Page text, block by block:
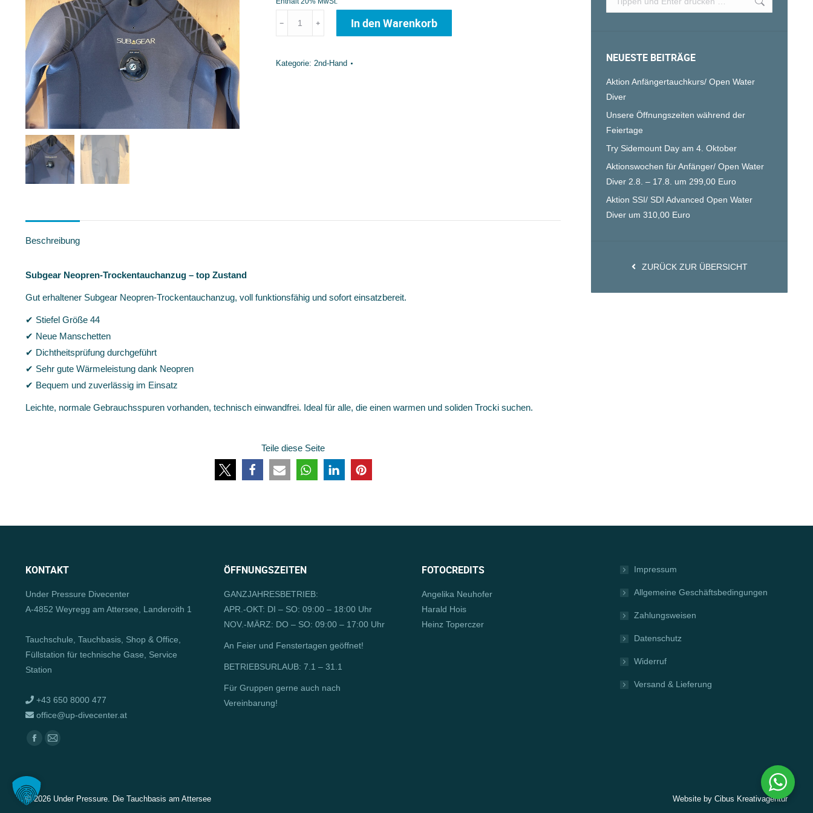
Trockentauchanzug
XL
﹣ ﹢ In den Warenkorb
Kategorie: 2nd-Hand
Beschreibung
Subgear Neopren-Trockentauchanzug – top Zustand
Gut erhaltener Subgear Neopren-Trockentauchanzug, voll funktionsfähig und sofort einsatzbereit.
✔ Stiefel Größe 44
✔ Neue Manschetten
✔ Dichtheitsprüfung durchgeführt
✔ Sehr gute Wärmeleistung dank Neopren
✔ Bequem und zuverlässig im Einsatz
Leichte, normale Gebrauchsspuren vorhanden, technisch einwandfrei. Ideal für alle, die einen warmen und soliden Trocki suchen.
Teile diese Seite
NEUESTE BEITRÄGE
Aktion Anfängertauchkurs/ Open Water
Diver
Unsere Öffnungszeiten während der
Feiertage
Try Sidemount Day am 4. Oktober
Aktionswochen für Anfänger/ Open Water
Diver 2.8. – 17.8. um 299,00 Euro
Aktion SSI/ SDI Advanced Open Water
Diver um 310,00 Euro
ZURÜCK ZUR ÜBERSICHT
KONTAKT
Under Pressure Divecenter
A-4852 Weyregg am Attersee, Landeroith 1
Tauchschule, Tauchbasis, Shop & Office,
Füllstation für technische Gase, Service
Station
+43 650 8000 477
office@up-divecenter.at
Finden Sie uns auf:
opens
in
ÖFFNUNGSZEITEN
GANZJAHRESBETRIEB:
APR.-OKT: DI – SO: 09:00 – 18:00 Uhr
NOV.-MÄRZ: DO – SO: 09:00 – 17:00 Uhr
An Feier und Fenstertagen geöffnet!
BETRIEBSURLAUB: 7.1 – 31.1
Für Gruppen gerne auch nach
Vereinbarung!
FOTOCREDITS
Angelika Neuhofer
Harald Hois
Heinz Toperczer
Impressum
Allgemeine Geschäftsbedingungen
Zahlungsweisen
Datenschutz
Widerruf
Versand & Lieferung
©2026 Under Pressure. Die Tauchbasis am Attersee Website by Cibus Kreativagentur